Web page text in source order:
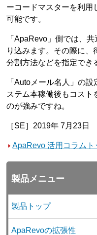
ーコードマスターを利用
可能です。
「ApaRevo」側では、
り込みます。その際に
分割方法などを指定でき
「Autoメール名人」の
ステム本稼働後もコスト
のが強みですね。
［SE］2019年 7月23日
ApaRevo 活用コラムト
製品メニュー
製品トップ
ApaRevoの拡張性